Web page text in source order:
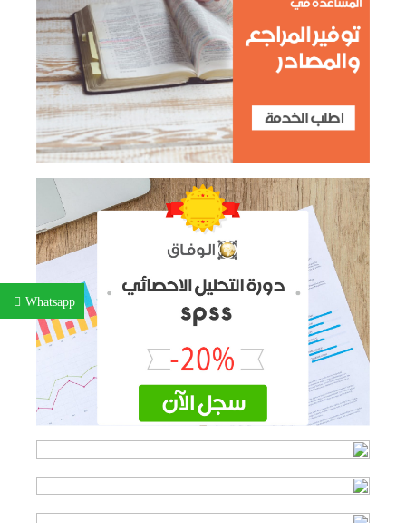
Whatsapp